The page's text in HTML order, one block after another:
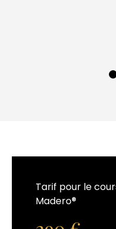
Tarif pour le
Madero®